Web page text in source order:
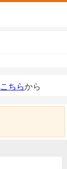
こちらから